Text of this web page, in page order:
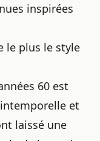
inspirées
le plus le style
60 est
et
laissé une